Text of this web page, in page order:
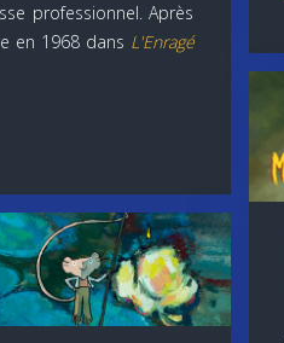
professionnel. Après
en 1968 dans L'Enragé